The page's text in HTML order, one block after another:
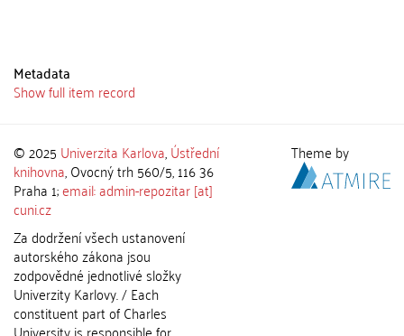
Metadata
Show full item record
© 2025 Univerzita Karlova,Ústřední
knihovna, Ovocný trh 560/5, 116 36
Praha 1;email: admin-repozitar [at]
cuni.cz
Za dodržení všech ustanovení
autorského zákona jsou
zodpovědné jednotlivé složky
Univerzity Karlovy. / Each
constituent part of Charles
Theme by